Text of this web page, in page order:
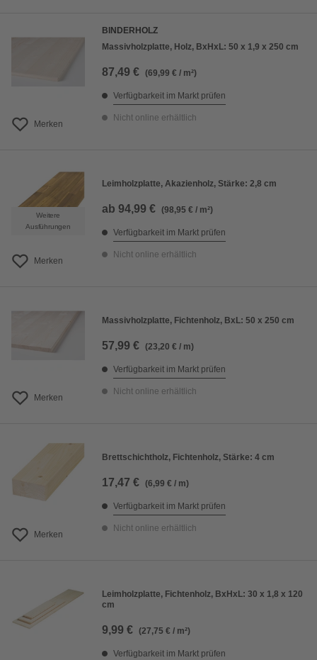
Merken
BINDERHOLZ
Massivholzplatte, Holz, BxHxL: 50 x 1,9 x 250 cm
87,49 € (69,99 € / m²)
Verfügbarkeit im Markt prüfen
Nicht online erhältlich
Weitere
Ausführungen
Merken
Leimholzplatte, Akazienholz, Stärke: 2,8 cm
ab 94,99 € (98,95 € / m²)
Verfügbarkeit im Markt prüfen
Nicht online erhältlich
Merken
Massivholzplatte, Fichtenholz, BxL: 50 x 250 cm
57,99 € (23,20 € / m)
Verfügbarkeit im Markt prüfen
Nicht online erhältlich
Merken
Brettschichtholz, Fichtenholz, Stärke: 4 cm
17,47 € (6,99 € / m)
Verfügbarkeit im Markt prüfen
Nicht online erhältlich
Leimholzplatte, Fichtenholz, BxHxL: 30 x 1,8 x 120
cm
9,99 € (27,75 € / m²)
Verfügbarkeit im Markt prüfen